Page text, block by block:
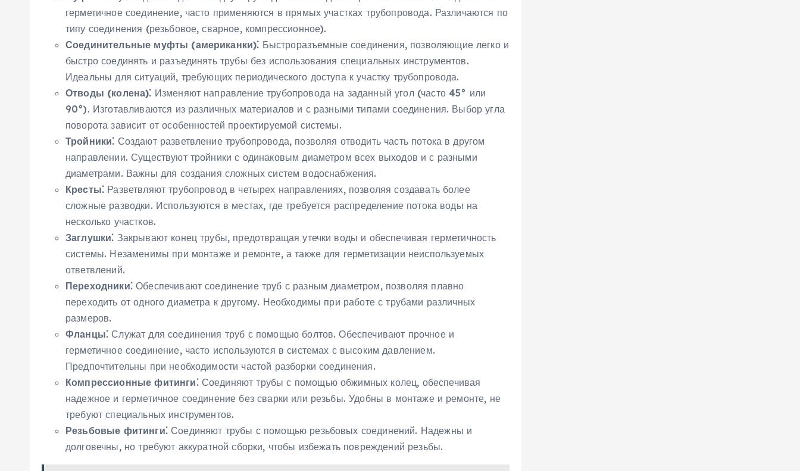
герметичное соединение‚ часто применяются в прямых участках трубопровода. Различаются по
типу соединения (резьбовое‚ сварное‚ компрессионное).
Соединительные муфты (американки)⁚ Быстроразъемные соединения‚ позволяющие легко и
быстро соединять и разъединять трубы без использования специальных инструментов.
Идеальны для ситуаций‚ требующих периодического доступа к участку трубопровода.
Отводы (колена)⁚ Изменяют направление трубопровода на заданный угол (часто 45° или
90°). Изготавливаются из различных материалов и с разными типами соединения. Выбор угла
поворота зависит от особенностей проектируемой системы.
Тройники⁚ Создают разветвление трубопровода‚ позволяя отводить часть потока в другом
направлении. Существуют тройники с одинаковым диаметром всех выходов и с разными
диаметрами. Важны для создания сложных систем водоснабжения.
Кресты⁚ Разветвляют трубопровод в четырех направлениях‚ позволяя создавать более
сложные разводки. Используются в местах‚ где требуется распределение потока воды на
несколько участков.
Заглушки⁚ Закрывают конец трубы‚ предотвращая утечки воды и обеспечивая герметичность
системы. Незаменимы при монтаже и ремонте‚ а также для герметизации неиспользуемых
ответвлений.
Переходники⁚Обеспечивают соединение труб с разным диаметром‚ позволяя плавно
переходить от одного диаметра к другому. Необходимы при работе с трубами различных
размеров.
Фланцы⁚ Служат для соединения труб с помощью болтов. Обеспечивают прочное и
герметичное соединение‚ часто используются в системах с высоким давлением.
Предпочтительны при необходимости частой разборки соединения.
Компрессионные фитинги⁚Соединяют трубы с помощью обжимных колец‚ обеспечивая
надежное и герметичное соединение без сварки или резьбы. Удобны в монтаже и ремонте‚ не
требуют специальных инструментов.
Резьбовые фитинги⁚Соединяют трубы с помощью резьбовых соединений. Надежны и
долговечны‚ но требуют аккуратной сборки‚ чтобы избежать повреждений резьбы.